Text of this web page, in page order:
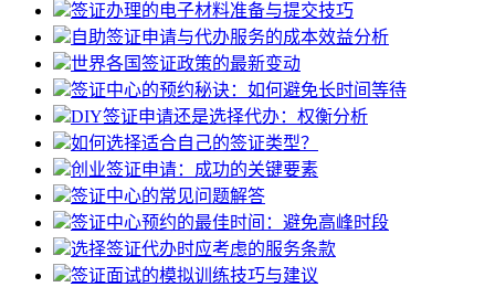
签证办理的电子材料准备与提交技巧
自助签证申请与代办服务的成本效益分析
世界各国签证政策的最新变动
签证中心的预约秘诀：如何避免长时间等待
DIY签证申请还是选择代办：权衡分析
如何选择适合自己的签证类型？
创业签证申请：成功的关键要素
签证中心的常见问题解答
签证中心预约的最佳时间：避免高峰时段
选择签证代办时应考虑的服务条款
签证面试的模拟训练技巧与建议